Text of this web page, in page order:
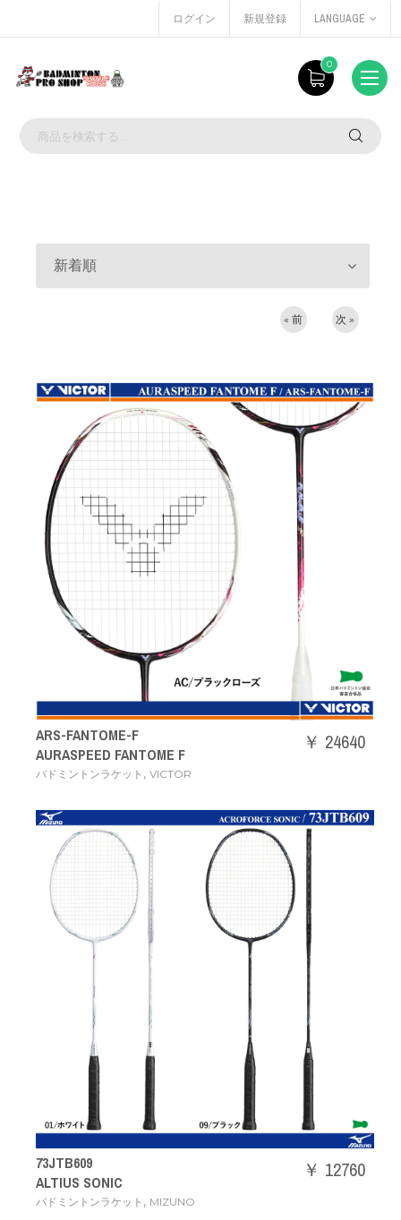
ログイン 新規登録 LANGUAGE
0
新着順
« 前 次 »
ARS-FANTOME-F
AURASPEED FANTOME F
バドミントンラケット , VICTOR
￥ 24640
73JTB609
ALTIUS SONIC
バドミントンラケット , MIZUNO
￥ 12760